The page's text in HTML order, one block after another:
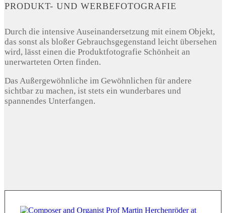
PRODUKT- UND WERBEFOTOGRAFIE
Durch die intensive Auseinandersetzung mit einem Objekt,
das sonst als bloßer Gebrauchsgegenstand leicht übersehen
wird, lässt einen die Produktfotografie Schönheit an
unerwarteten Orten finden.
Das Außergewöhnliche im Gewöhnlichen für andere
sichtbar zu machen, ist stets ein wunderbares und
spannendes Unterfangen.